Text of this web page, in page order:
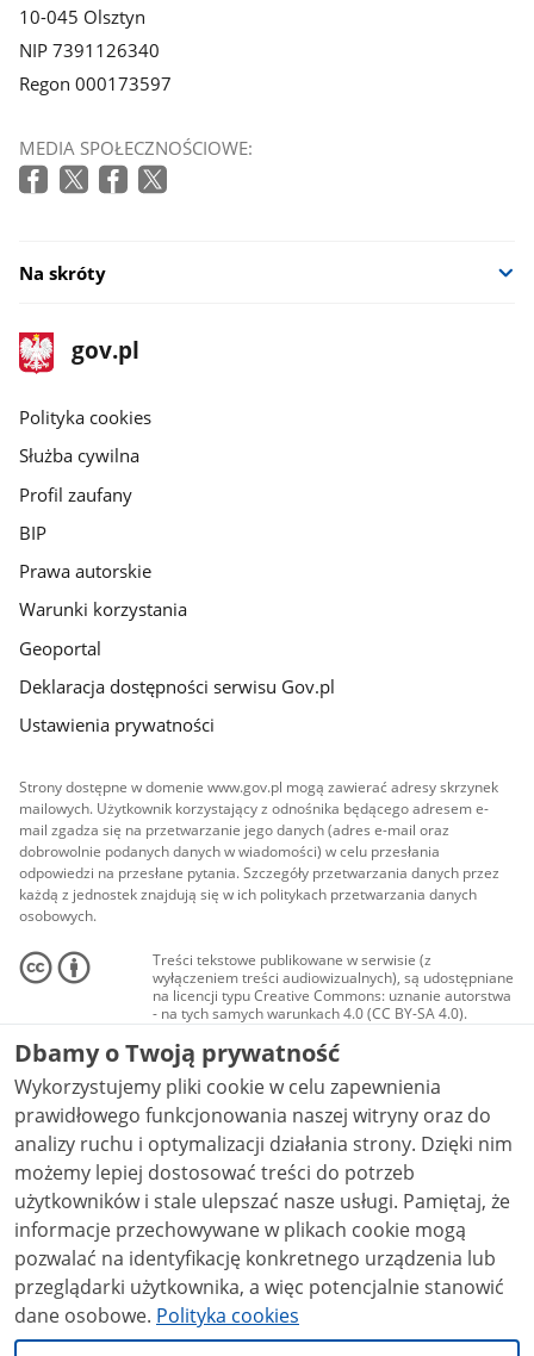
10-045 Olsztyn
NIP 7391126340
Regon 000173597
MEDIA SPOŁECZNOŚCIOWE:
Na skróty
stopka
gov.pl
Strona
gov.pl
gov.pl
Polityka cookies
Służba cywilna
Profil zaufany
BIP
Prawa autorskie
Warunki korzystania
Geoportal
Deklaracja dostępności serwisu Gov.pl
Ustawienia prywatności
Strony dostępne w domenie www.gov.pl mogą zawierać adresy skrzynek
mailowych. Użytkownik korzystający z odnośnika będącego adresem e-
mail zgadza się na przetwarzanie jego danych (adres e-mail oraz
dobrowolnie podanych danych w wiadomości) w celu przesłania
odpowiedzi na przesłane pytania. Szczegóły przetwarzania danych przez
każdą z jednostek znajdują się w ich politykach przetwarzania danych
osobowych.
Treści tekstowe publikowane w serwisie (z
wyłączeniem treści audiowizualnych), są udostępniane
na licencji typu Creative Commons: uznanie autorstwa
- na tych samych warunkach 4.0 (CC BY-SA 4.0).
Materiały audiowizualne, w tym zdjęcia, materiały
audio i wideo, są udostępniane na licencji typu
Creative Commons: uznanie autorstwa użycie
niekomercyjne - bez utworów zależnych 4.0 (CC BY-
NC-ND 4.0), o ile nie jest to stwierdzone inaczej.
Dbamy o Twoją prywatność
Wykorzystujemy pliki cookie w celu zapewnienia
prawidłowego funkcjonowania naszej witryny oraz do
analizy ruchu i optymalizacji działania strony. Dzięki nim
możemy lepiej dostosować treści do potrzeb
użytkowników i stale ulepszać nasze usługi. Pamiętaj, że
informacje przechowywane w plikach cookie mogą
pozwalać na identyfikację konkretnego urządzenia lub
przeglądarki użytkownika, a więc potencjalnie stanowić
dane osobowe. Polityka cookies